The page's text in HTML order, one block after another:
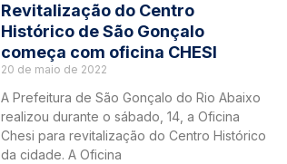
Revitalização do Centro
Histórico de São Gonçalo
começa com oficina CHESI
20 de maio de 2022
A Prefeitura de São Gonçalo do Rio Abaixo
realizou durante o sábado, 14, a Oficina
Chesi para revitalização do Centro Histórico
da cidade. A Oficina